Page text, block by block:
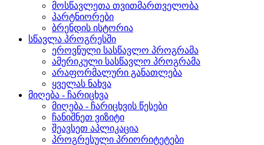
მოსწავლეთა თვითმართველობა
პარტნიორები
ბრენდის ისტორია
სწავლა პროგრესში
ეროვნული სასწავლო პროგრამა
ამერიკული სასწავლო პროგრამა
არაფორმალური განათლება
ყველას ნახვა
მიღება - ჩარიცხვა
მიღება - ჩარიცხვის წესები
ჩანიშნეთ ვიზიტი
შეავსეთ აპლიკაცია
პროგრესული პრიორიტეტები